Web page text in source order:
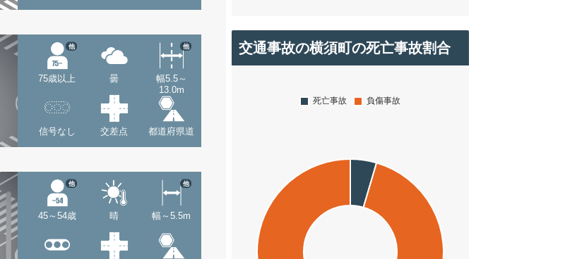
75歳以上
他
曇
幅5.5～
13.0m
他
信号なし 交差点 都道府県道
45～54歳
他
晴 幅～5.5m
他
交通事故の横須町の死亡事故割合